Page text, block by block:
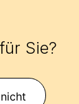
Sie?